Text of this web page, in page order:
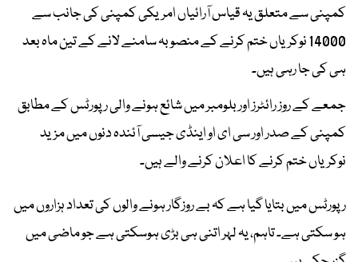
کمپنی سے متعلق یہ قیاس آرائیاں امریکی کمپنی کی جانب سے
14000 نوکریاں ختم کرنے کے منصوبہ سامنے لانے کے تین ماہ بعد
ہی کی جا رہی ہیں۔
جمعے کے روز رائٹرز اور بلومبر میں شائع ہونے والی رپورٹس کے مطابق
کمپنی کے صدر اور سی ای او اینڈی جیسی آئندہ دنوں میں مزید
نوکریاں ختم کرنے کا اعلان کرنے والے ہیں۔
رپورٹس میں بتایا گیا ہے کہ بے روزگار ہونے والوں کی تعداد ہزاروں میں
ہو سکتی ہے۔ تاہم، یہ لہر اتنی ہی بڑی ہوسکتی ہے جو ماضی میں